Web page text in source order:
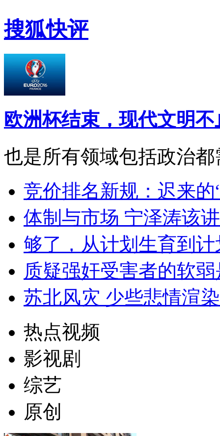
搜狐快评
欧洲杯结束，现代文明不
也是所有领域包括政治
竞价排名新规：迟来的
体制与市场 宁泽涛该
够了，从计划生育到
质疑强奸受害者的软
苏北风灾 少些悲情渲
热点视频
影视剧
综艺
原创